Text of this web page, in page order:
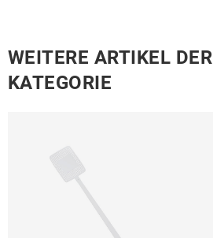
WEITERE ARTIKEL DER
KATEGORIE